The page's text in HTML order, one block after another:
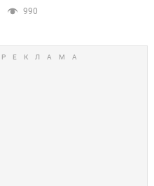
990